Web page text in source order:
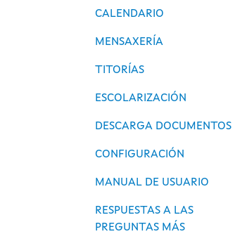
CALENDARIO
MENSAXERÍA
TITORÍAS
ESCOLARIZACIÓN
DESCARGA DOCUMENTOS
CONFIGURACIÓN
MANUAL DE USUARIO
RESPUESTAS A LAS
PREGUNTAS MÁS